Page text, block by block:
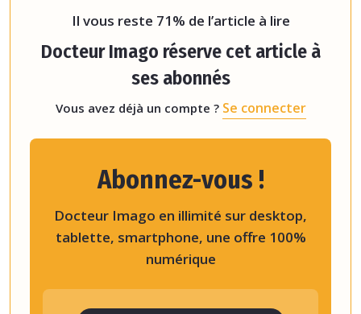
Il vous reste 71% de l’article à lire
Docteur Imago réserve cet article à
ses abonnés
Vous avez déjà un compte ? Se connecter
Abonnez-vous !
Docteur Imago en illimité sur desktop,
tablette, smartphone, une offre 100%
numérique